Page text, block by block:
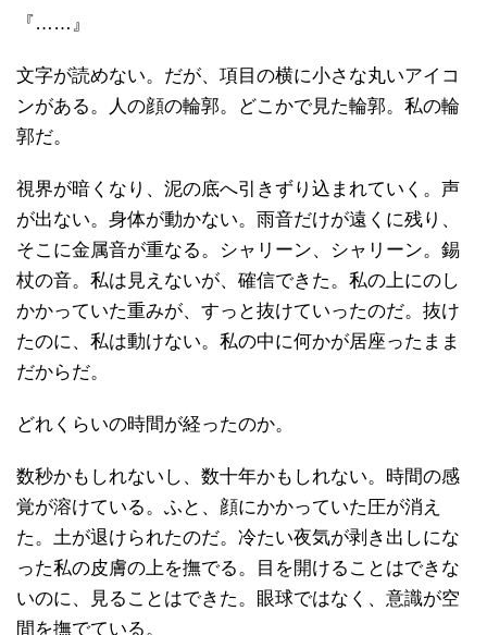
『……』
文字が読めない。だが、項目の横に小さな丸いアイコ
ンがある。人の顔の輪郭。どこかで見た輪郭。私の輪
郭だ。
視界が暗くなり、泥の底へ引きずり込まれていく。声
が出ない。身体が動かない。雨音だけが遠くに残り、
そこに金属音が重なる。シャリーン、シャリーン。錫
杖の音。私は見えないが、確信できた。私の上にのし
かかっていた重みが、すっと抜けていったのだ。抜け
たのに、私は動けない。私の中に何かが居座ったまま
だからだ。
どれくらいの時間が経ったのか。
数秒かもしれないし、数十年かもしれない。時間の感
覚が溶けている。ふと、顔にかかっていた圧が消え
た。土が退けられたのだ。冷たい夜気が剥き出しにな
った私の皮膚の上を撫でる。目を開けることはできな
いのに、見ることはできた。眼球ではなく、意識が空
間を撫でている。